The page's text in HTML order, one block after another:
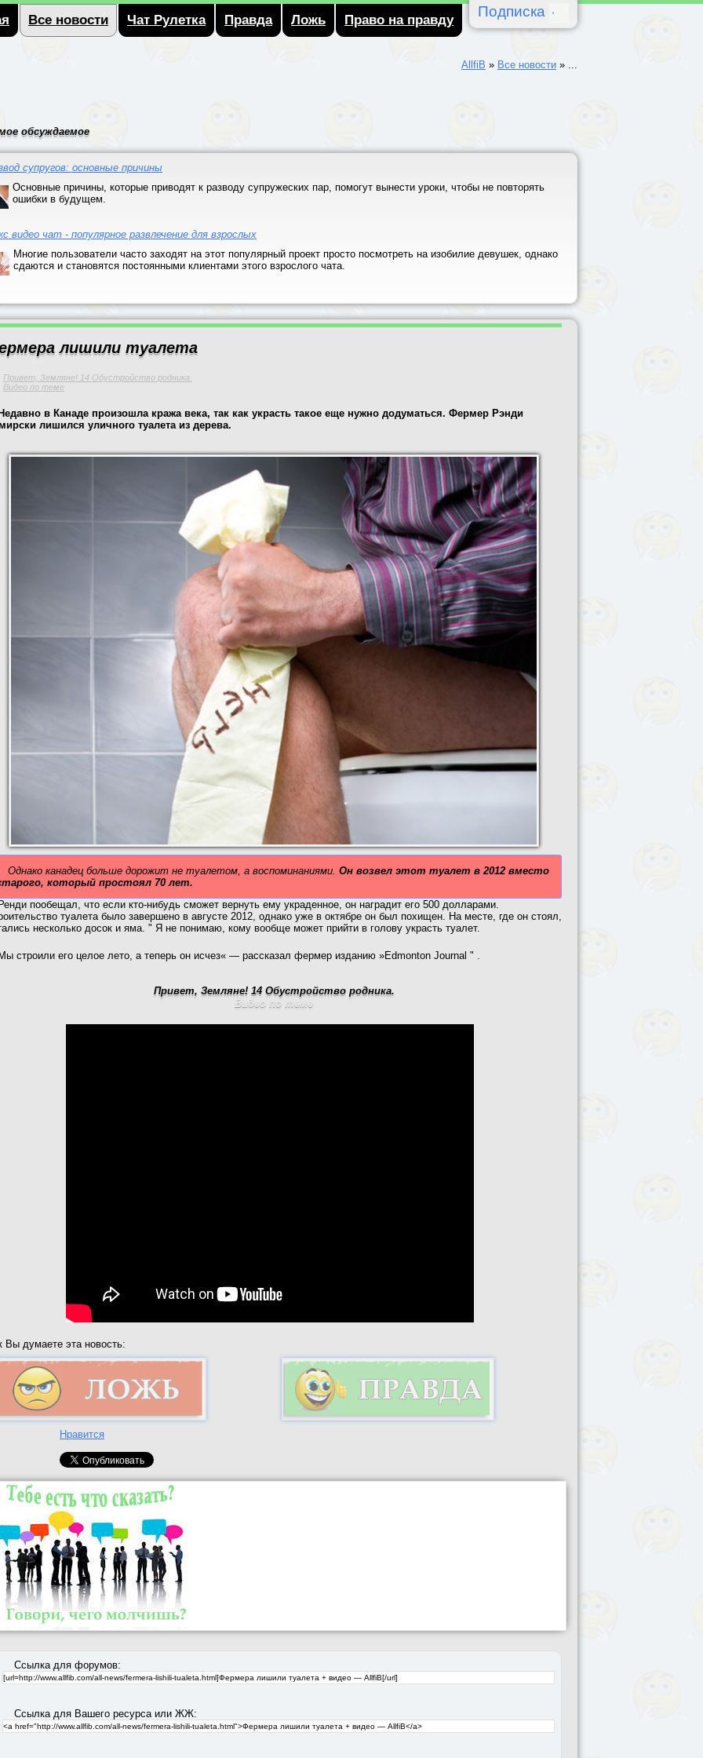
Подписка
Все новости Чат Рулетка Правда Ложь Право на правду
AllfiB » Все новости » ...
обсуждаемое
супругов: основные причины
Основные причины, которые приводят к разводу супружеских пар, помогут вынести уроки, чтобы не повторять
ошибки в будущем.
видео чат - популярное развлечение для взрослых
Многие пользователи часто заходят на этот популярный проект просто посмотреть на изобилие девушек, однако
сдаются и становятся постоянными клиентами этого взрослого чата.
лишили туалета
Привет, Земляне! 14 Обустройство родника.
Видео по теме
в Канаде произошла кража века, так как украсть такое еще нужно додуматься. Фермер Рэнди
лишился уличного туалета из дерева.
Однако канадец больше дорожит не туалетом, а воспоминаниями. Он возвел этот туалет в 2012 вместо
который простоял 70 лет.
пообещал, что если кто-нибудь сможет вернуть ему украденное, он наградит его 500 долларами.
туалета было завершено в августе 2012, однако уже в октябре он был похищен. На месте, где он стоял,
несколько досок и яма. " Я не понимаю, кому вообще может прийти в голову украсть туалет.
строили его целое лето, а теперь он исчез« — рассказал фермер изданию »Edmonton Journal " .
Привет, Земляне! 14 Обустройство родника.
Видео по теме
Вы думаете эта новость:
Нравится
Ссылка для форумов:
Ссылка для Вашего ресурса или ЖЖ: